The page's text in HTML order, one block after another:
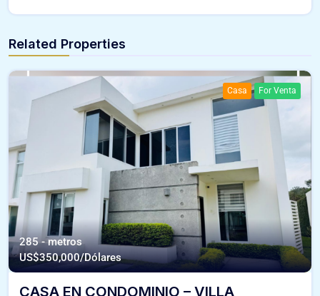
Related Properties
Casa For Venta
285 - metros
US$350,000/Dólares
CASA EN CONDOMINIO – VILLA